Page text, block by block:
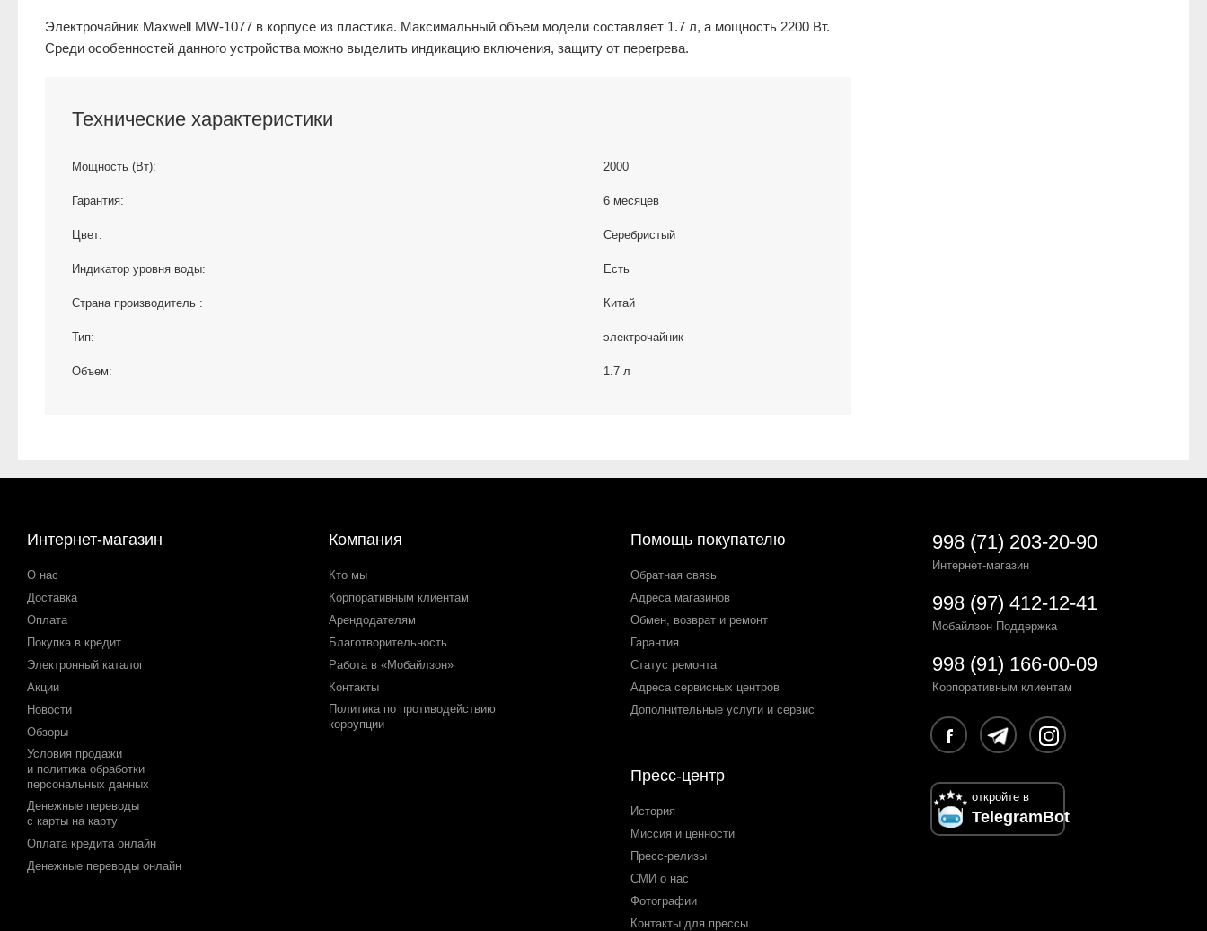
Электрочайник Maxwell MW-1077 в корпусе из пластика. Максимальный объем модели составляет 1.7 л, а мощность 2200 Вт.
Среди особенностей данного устройства можно выделить индикацию включения, защиту от перегрева.
Технические характеристики
Мощность (Вт): 2000
Гарантия: 6 месяцев
Цвет: Серебристый
Индикатор уровня воды: Есть
Страна производитель : Китай
Тип: электрочайник
Объем: 1.7 л
Интернет-магазин
О нас
Доставка
Оплата
Покупка в кредит
Электронный каталог
Акции
Новости
Обзоры
Условия продажи
и политика обработки
персональных данных
Денежные переводы
с карты на карту
Оплата кредита онлайн
Денежные переводы онлайн
Компания
Кто мы
Корпоративным клиентам
Арендодателям
Благотворительность
Работа в «Мобайлзон»
Контакты
Политика по противодействию
коррупции
Помощь покупателю
Обратная связь
Адреса магазинов
Обмен, возврат и ремонт
Гарантия
Статус ремонта
Адреса сервисных центров
Дополнительные услуги и сервис
Пресс-центр
История
Миссия и ценности
Пресс-релизы
СМИ о нас
Фотографии
Контакты для прессы
998 (71) 203-20-90
Интернет-магазин
998 (97) 412-12-41
Мобайлзон Поддержка
998 (91) 166-00-09
Корпоративным клиентам
откройте в
TelegramBot